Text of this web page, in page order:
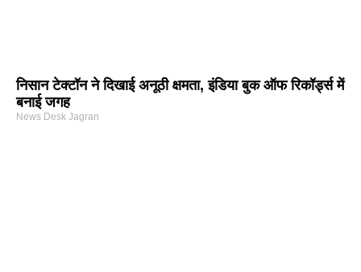
निसान टेक्टॉन ने दिखाई अनूठी क्षमता, इंडिया बुक ऑफ रिकॉर्ड्स में
बनाई जगह
News Desk Jagran